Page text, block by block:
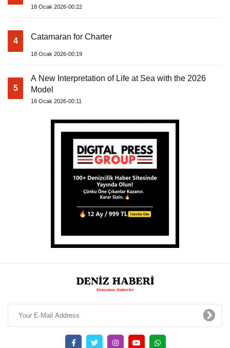
18 Ocak 2026-00:22
4 Catamaran for Charter
18 Ocak 2026-00:19
5
A New Interpretation of Life at Sea with the 2026
Model
18 Ocak 2026-00:11